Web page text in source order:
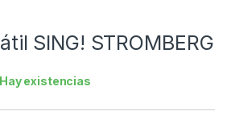
SING! STROMBERG
Hay existencias